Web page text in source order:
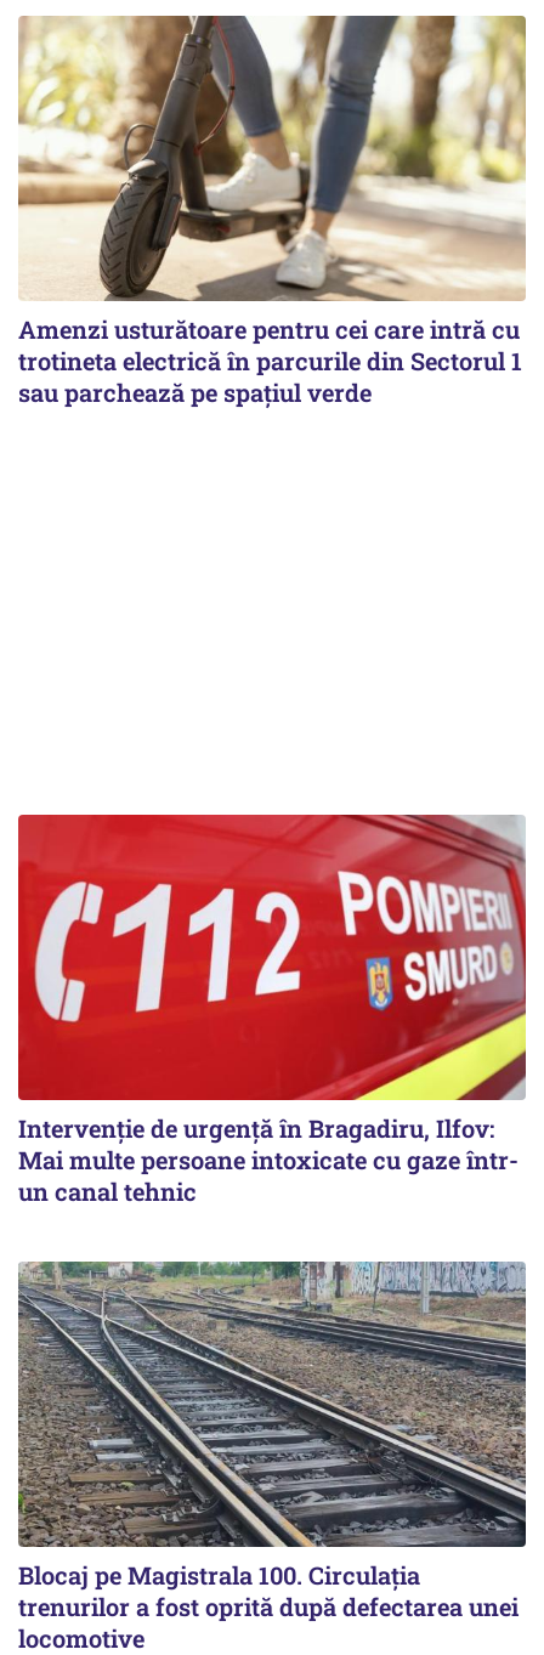
Amenzi usturătoare pentru cei care intră cu
trotineta electrică în parcurile din Sectorul 1
sau parchează pe spațiul verde
Intervenție de urgență în Bragadiru, Ilfov:
Mai multe persoane intoxicate cu gaze într-
un canal tehnic
Blocaj pe Magistrala 100. Circulația
trenurilor a fost oprită după defectarea unei
locomotive